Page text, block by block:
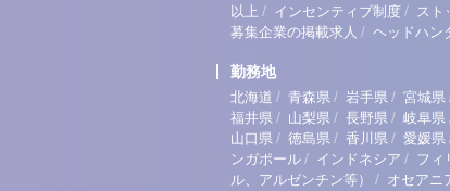
以上 / インセンティブ制度 / スト
募集企業の掲載求人 / ヘッドハン
勤務地
北海道 / 青森県 / 岩手県 / 宮城県
福井県 / 山梨県 / 長野県 / 岐阜県
山口県 / 徳島県 / 香川県 / 愛媛県
ンガポール / インドネシア / フィ
ル、アルゼンチン等）
/ オセアニ